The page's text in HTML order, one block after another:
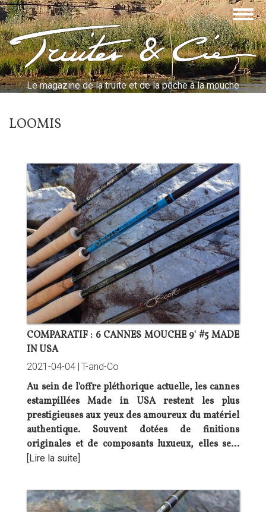
Aller
au
contenu
principalTruites & Cie
Le magazine de la truite et de la pêche à la mouche
LOOMIS
COMPARATIF : 6 CANNES MOUCHE 9' #5 MADE
IN USA
2021-04-04 | T-and-Co
Au sein de l'offre pléthorique actuelle, les cannes
estampillées Made in USA restent les plus
prestigieuses aux yeux des amoureux du matériel
authentique. Souvent dotées de finitions
originales et de composants luxueux, elles se…
[Lire la suite]